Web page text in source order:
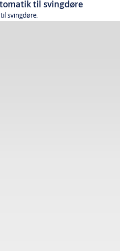
til svingdøre
svingdøre.